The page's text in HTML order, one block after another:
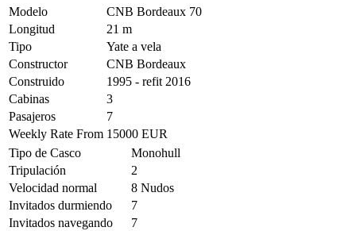
Modelo
CNB Bordeaux 70
Longitud
21 m
Tipo
Yate a vela
Constructor
CNB Bordeaux
Construido
1995 - refit 2016
Cabinas
3
Pasajeros
7
Weekly Rate From 15000 EUR
Tipo de Casco
Monohull
Tripulación
2
Velocidad normal
8 Nudos
Invitados durmiendo
7
Invitados navegando
7